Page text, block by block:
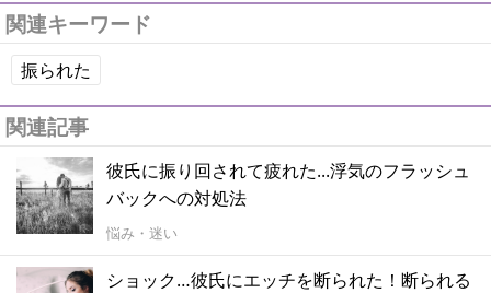
関連キーワード
振られた
関連記事
彼氏に振り回されて疲れた...浮気のフラッシュ
バックへの対処法
悩み・迷い
ショック…彼氏にエッチを断られた！断られる